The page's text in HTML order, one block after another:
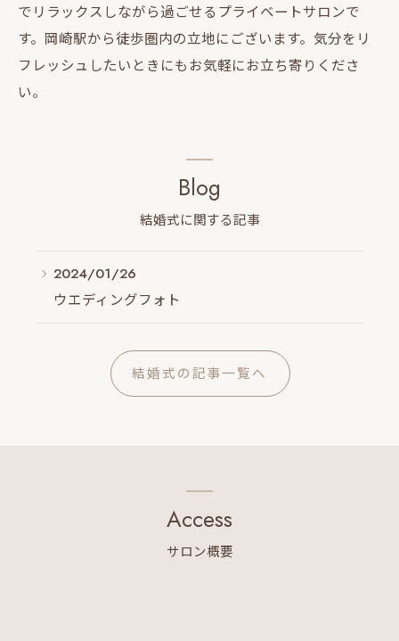
でリラックスしながら過ごせるプライベートサロンで
す。岡崎駅から徒歩圏内の立地にございます。気分をリ
フレッシュしたいときにもお気軽にお立ち寄りくださ
い。
Blog
結婚式に関する記事
2024/01/26
ウエディングフォト
結婚式の記事一覧へ
サロン概要
Access